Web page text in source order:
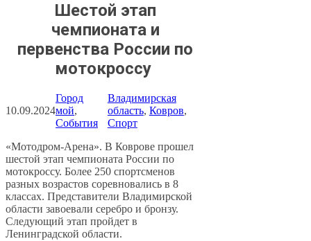
Шестой этап
чемпионата и
первенства России по
мотокроссу
10.09.2024
Город
мой
События
Владимирская
область, Ковров
Спорт
«Мотодром-Арена». В Коврове прошел
шестой этап чемпионата России по
мотокроссу. Более 250 спортсменов
разных возрастов соревновались в 8
классах. Представители Владимирской
области завоевали серебро и бронзу.
Следующий этап пройдет в
Ленинградской области.